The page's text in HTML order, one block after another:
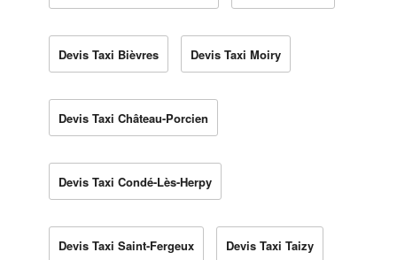
Devis Taxi Bièvres Devis Taxi Moiry
Devis Taxi Château-Porcien
Devis Taxi Condé-Lès-Herpy
Devis Taxi Saint-Fergeux Devis Taxi Taizy